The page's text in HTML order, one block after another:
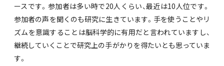
ースです。参加者は多い時で20人くらい、最近は10人位です。
参加者の声を聞くのも研究に生きています。手を使うことやリ
ズムを意識することは脳科学的に有用だと言われていますし、
継続していくことで研究上の手がかりを得たいとも思っていま
す。